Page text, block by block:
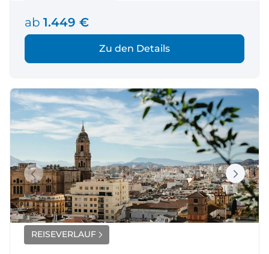
ab 1.449 €
Zu den Details
REISEVERLAUF